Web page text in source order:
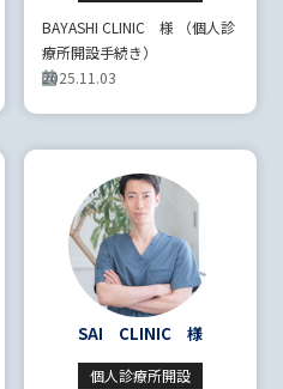
BAYASHI CLINIC 様 （個人診
療所開設手続き）
2025.11.03
SAI CLINIC 様
個人診療所開設